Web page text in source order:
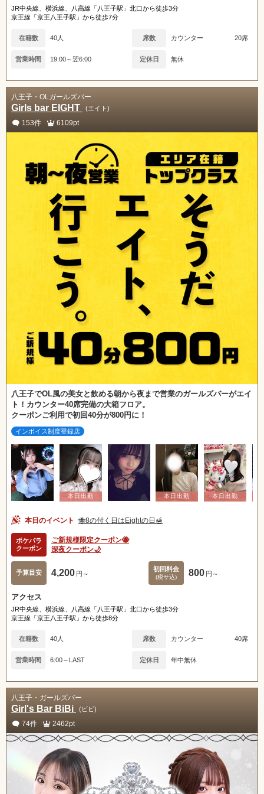
JR中央線、横浜線、八高線「八王子駅」北口から徒歩3分
京王線「京王八王子駅」から徒歩7分
在籍数 40人 席数 カウンター 20席
営業時間 19:00～翌6:00 定休日 無休
八王子・OLガールズバー
Girls bar EIGHT (エイト)
153件 6109pt
八王子でOL風の美女と飲める朝から夜まで営業のガールズバーがエイ
ト！カウンター40席完備の大箱フロア。
クーポンご利用で初回40分が800円に！
インボイス制度登録店
本日のイベント 🐝8の付く日はEightの日🍯
ポケパラ
クーポン
ご新規様限定クーポン🐝
深夜クーポン🌙
予算目安 4,200 円～
初回料金
(税サ込) 800 円～
アクセス
JR中央線、横浜線、八高線「八王子駅」北口から徒歩3分
京王線「京王八王子駅」から徒歩8分
在籍数 40人 席数 カウンター 40席
営業時間 6:00～LAST 定休日 年中無休
八王子・ガールズバー
Girl's Bar BiBi (ビビ)
74件 2462pt